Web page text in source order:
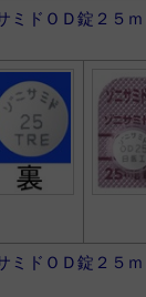
ミドＯＤ錠２５
ミドＯＤ錠２５